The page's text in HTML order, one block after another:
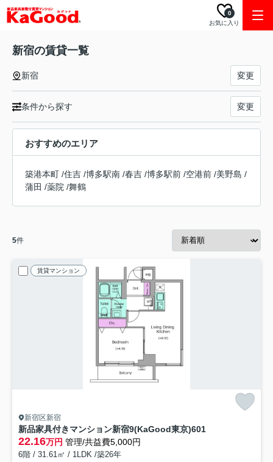
お気に入り
0
新宿の賃貸一覧
新宿 変更
条件から探す 変更
おすすめのエリア
築港本町 /住吉 /博多駅南 /春吉 /博多駅前 /空港前 /美野島 /
蒲田 /薬院 /舞鶴
5件
賃貸マンション
新宿区新宿
新品家具付きマンション新宿9(KaGood東京)601
22.16万円 管理/共益費5,000円
6階 / 31.61㎡ / 1LDK /築26年